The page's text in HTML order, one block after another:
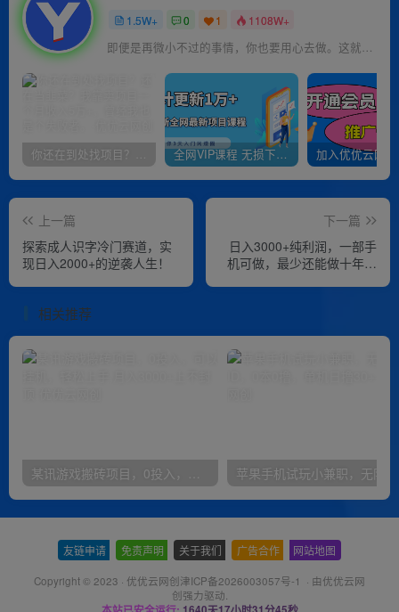
1.5W+ 0 1 1108W+
即便是再微小不过的事情，你也要用心去做。这就是成功的秘密
你还在到处找项目？还在当韭菜？我靠卖项目一个月收入5万+，曾经我也是个失败者。 全网VIP课程 无损下载~
上一篇
探索成人识字冷门赛道，实
现日入2000+的逆袭人生！
下一篇
日入3000+纯利润，一部手
机可做，最少还能做十年，
相关推荐
某讯游戏搬砖项目，0投入，可以挂机，轻松上手,月入3000+上不封顶
友链申请 免责声明 关于我们 广告合作 网站地图
Copyright © 2023 · 优优云网创津ICP备2026003057号-1 · 由优优云网
创强力驱动.